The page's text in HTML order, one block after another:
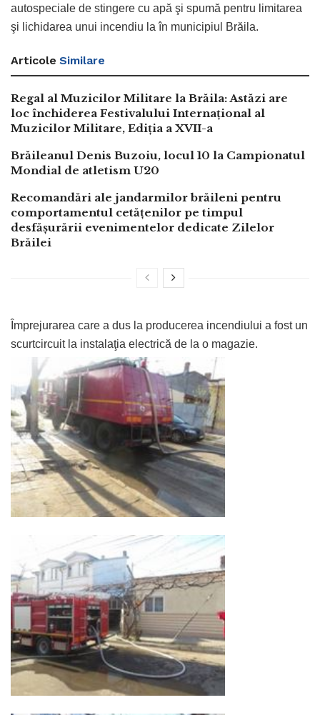
autospeciale de stingere cu apă şi spumă pentru limitarea
şi lichidarea unui incendiu la în municipiul Brăila.
Articole Similare
Regal al Muzicilor Militare la Brăila: Astăzi are
loc închiderea Festivalului Internațional al
Muzicilor Militare, Ediția a XVII-a
Brăileanul Denis Buzoiu, locul 10 la Campionatul
Mondial de atletism U20
Recomandări ale jandarmilor brăileni pentru
comportamentul cetățenilor pe timpul
desfășurării evenimentelor dedicate Zilelor
Brăilei
Împrejurarea care a dus la producerea incendiului a fost un
scurtcircuit la instalaţia electrică de la o magazie.